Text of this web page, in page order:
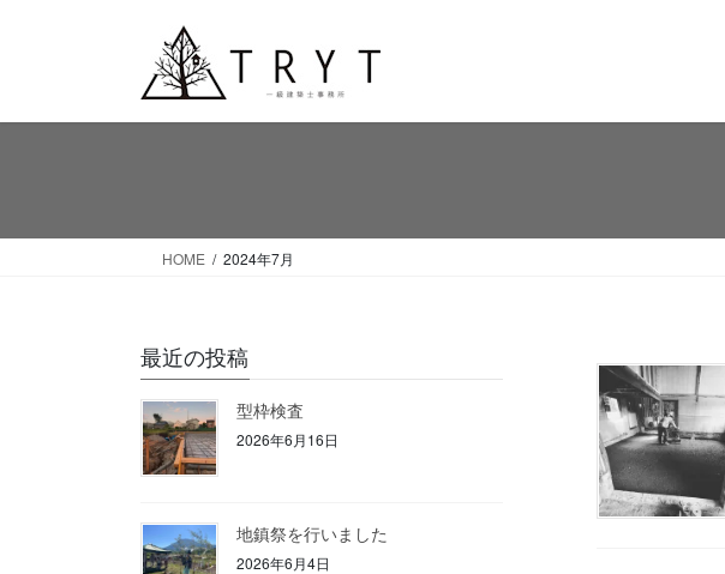
ツ
ッ
シ
移
HOME 2024年7月
最近の投稿
型枠検査
2026年6月16日
地鎮祭を行いました
2026年6月4日